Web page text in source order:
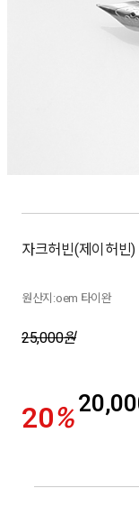
자크허빈(제이허빈
원산지:oem 타이완
25,000원
20%